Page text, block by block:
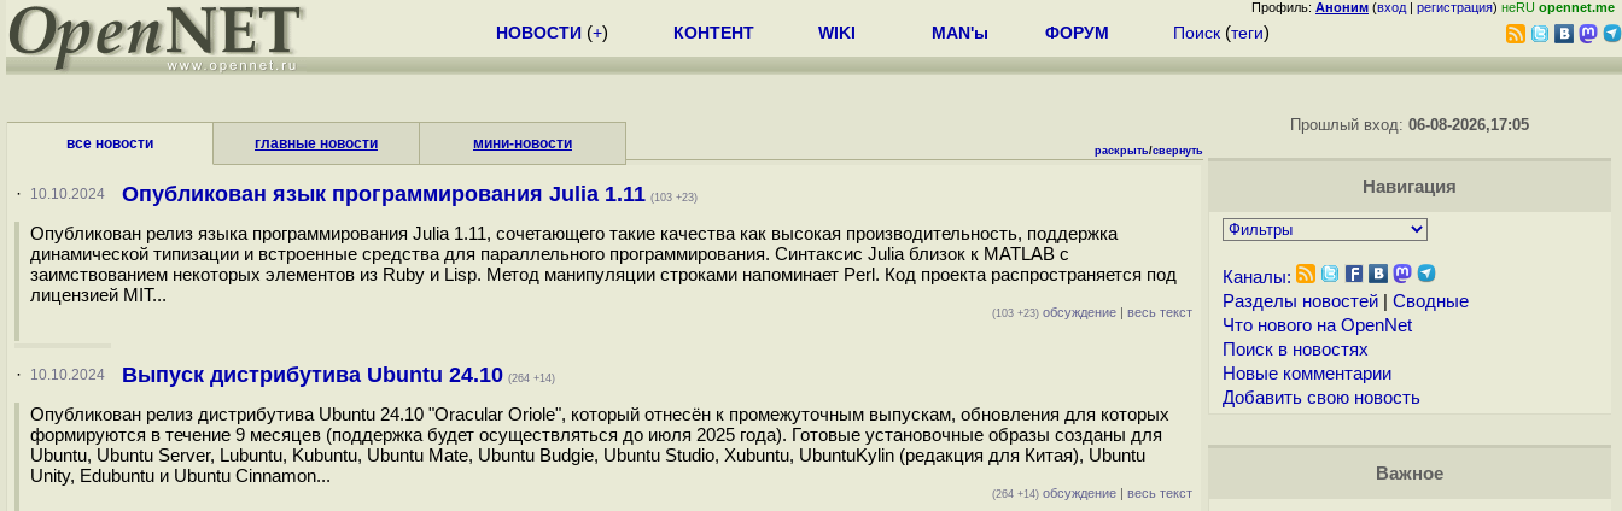
Профиль: Аноним (вход | регистрация) неRU opennet.me
НОВОСТИ (+) КОНТЕНТ WIKI MAN'ы ФОРУМ Поиск (теги)
все новости главные новости мини-новости раскрыть/свернуть
· 10.10.2024 Опубликован язык программирования Julia 1.11 (103 +23)
Опубликован релиз языка программирования Julia 1.11, сочетающего такие качества как высокая производительность, поддержка
динамической типизации и встроенные средства для параллельного программирования. Синтаксис Julia близок к MATLAB с
заимствованием некоторых элементов из Ruby и Lisp. Метод манипуляции строками напоминает Perl. Код проекта распространяется под
лицензией MIT...
(103 +23) обсуждение | весь текст
· 10.10.2024 Выпуск дистрибутива Ubuntu 24.10 (264 +14)
Опубликован релиз дистрибутива Ubuntu 24.10 "Oracular Oriole", который отнесён к промежуточным выпускам, обновления для которых
формируются в течение 9 месяцев (поддержка будет осуществляться до июля 2025 года). Готовые установочные образы созданы для
Ubuntu, Ubuntu Server, Lubuntu, Kubuntu, Ubuntu Mate, Ubuntu Budgie, Ubuntu Studio, Xubuntu, UbuntuKylin (редакция для Китая), Ubuntu
Unity, Edubuntu и Ubuntu Cinnamon...
(264 +14) обсуждение | весь текст
Прошлый вход:06-08-2026,17:05
Навигация
Каналы:
Разделы новостей| Сводные
Что нового на OpenNet
Поиск в новостях
Новые комментарии
Добавить свою новость
Важное